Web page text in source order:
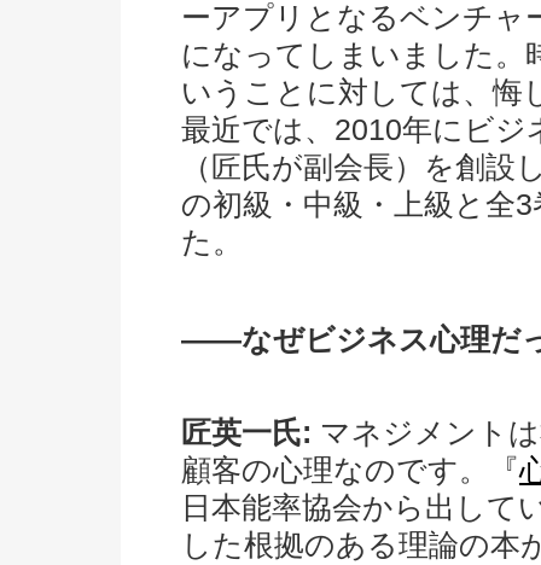
ーアプリとなるベンチャ
になってしまいました。
いうことに対しては、悔
最近では、2010年にビジ
（匠氏が副会長）を創設
の初級・中級・上級と全
た。
――なぜビジネス心理だ
匠英一氏: マネジメント
顧客の心理なのです。『
日本能率協会から出して
した根拠のある理論の本